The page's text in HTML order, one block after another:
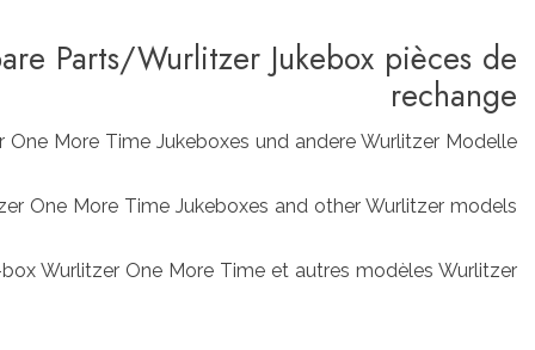
Parts/Wurlitzer Jukebox pièces de
rechange
More Time Jukeboxes und andere Wurlitzer Modelle
One More Time Jukeboxes and other Wurlitzer models
Wurlitzer One More Time et autres modèles Wurlitzer